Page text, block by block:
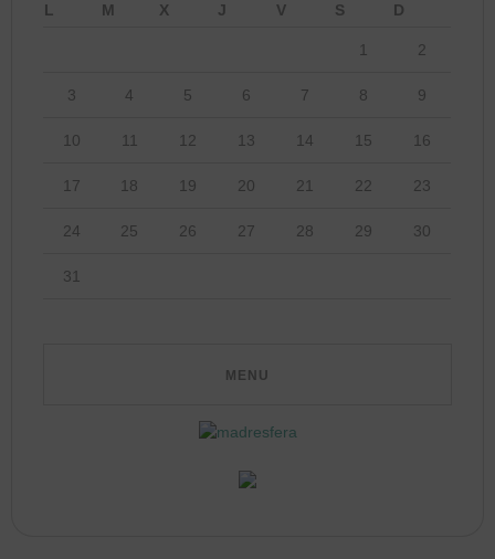
L
M X J V S D
1 2
3 4 5 6 7 8 9
10 11 12 13 14 15 16
17 18 19 20 21 22 23
24 25 26 27 28 29 30
31